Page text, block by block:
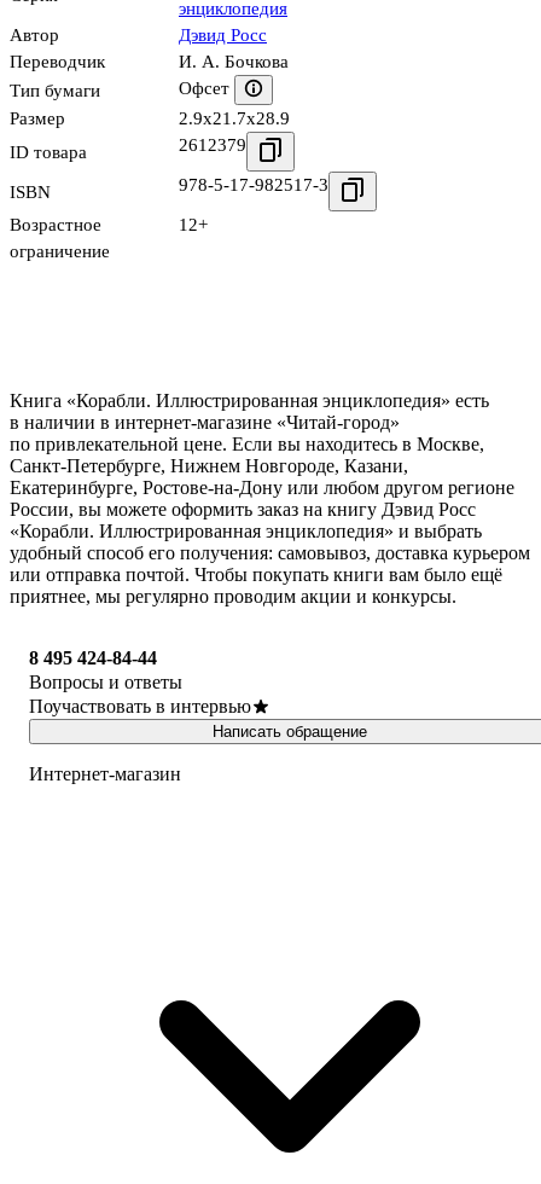
энциклопедия
Автор
Дэвид Росс
Переводчик
И. А. Бочкова
Тип бумаги
Офсет
Размер
2.9x21.7x28.9
ID товара
2612379
ISBN 978-5-17-982517-3
Возрастное
ограничение
12+
Книга «Корабли. Иллюстрированная энциклопедия» есть
в наличии в интернет-магазине «Читай-город»
по привлекательной цене. Если вы находитесь в Москве,
Санкт-Петербурге, Нижнем Новгороде, Казани,
Екатеринбурге, Ростове-на-Дону или любом другом регионе
России, вы можете оформить заказ на книгу Дэвид Росс
«Корабли. Иллюстрированная энциклопедия» и выбрать
удобный способ его получения: самовывоз, доставка курьером
или отправка почтой. Чтобы покупать книги вам было ещё
приятнее, мы регулярно проводим акции и конкурсы.
8 495 424-84-44
Вопросы и ответы
Поучаствовать в интервью
Написать обращение
Интернет-магазин